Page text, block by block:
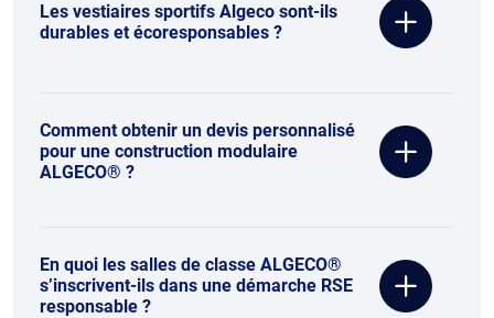
Les vestiaires sportifs Algeco sont-ils
durables et écoresponsables ?
Comment obtenir un devis personnalisé
pour une construction modulaire
ALGECO® ?
En quoi les salles de classe ALGECO®
s’inscrivent-ils dans une démarche RSE
responsable ?